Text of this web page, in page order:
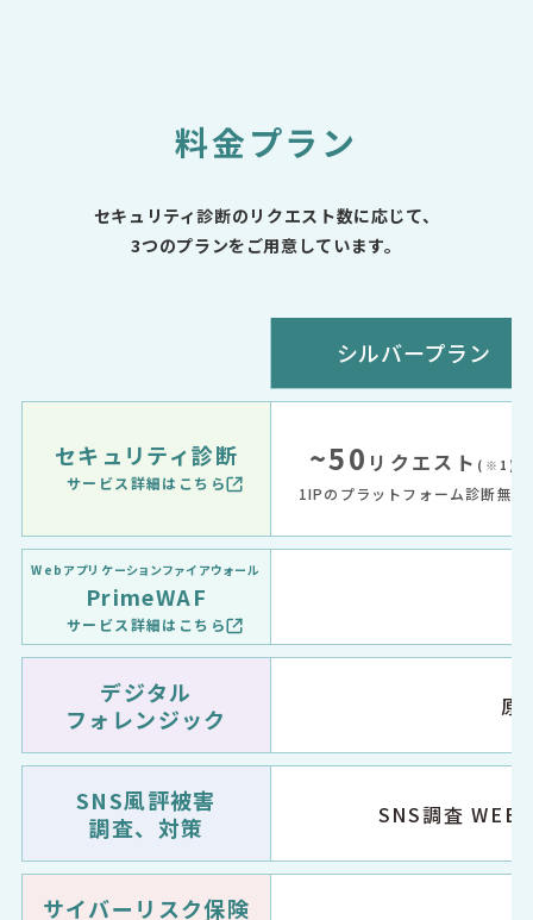
料金プラン
セキュリティ診断のリクエスト数に応じて、
3つのプランをご用意しています。
シルバープラン
セキュリティ診断
サービス詳細はこちら
~50 リクエスト (※1)
1IPのプラットフォーム診断無料
Webアプリケーションファイアウォール
PrimeWAF
サービス詳細はこちら
デジタル
フォレンジック
原
SNS風評被害
調査、対策
SNS調査 WEB
サイバーリスク保険